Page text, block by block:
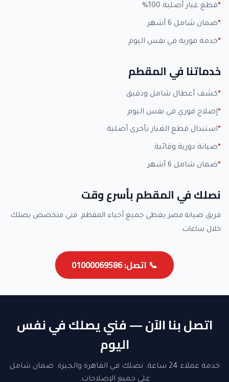
قطع غيار أصلية 100%
ضمان شامل 6 أشهر
خدمة فورية في نفس اليوم
خدماتنا في المقطم
كشف أعطال شامل ودقيق
إصلاح فوري في نفس اليوم
استبدال قطع الغيار بأخرى أصلية
صيانة دورية وقائية
ضمان شامل 6 أشهر
نصلك في المقطم بأسرع وقت
فريق صيانة مصر يغطي جميع أحياء المقطم. فني متخصص يصلك
خلال ساعات.
📞 اتصل: 01000069586
اتصل بنا الآن — فني يصلك في نفس
اليوم
خدمة عملاء 24 ساعة. نصلك في القاهرة والجيزة. ضمان شامل
على جميع الإصلاحات.